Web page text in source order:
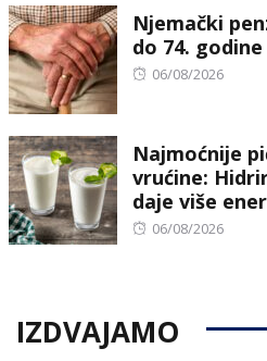
Njemački
do 74. godine
Posted
06/08/2026
Najmoćnije
vrućine:
daje više
Posted
06/08/2026
IZDVAJAMO